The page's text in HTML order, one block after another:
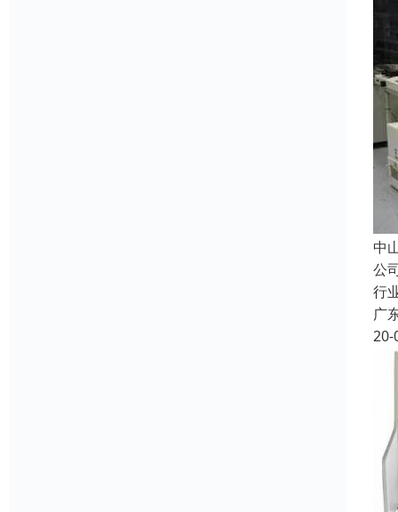
中
公
行
广
20-